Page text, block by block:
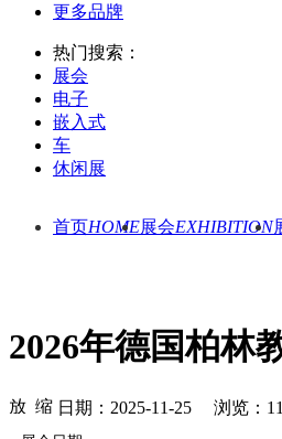
更多品牌
热门搜索：
展会
电子
嵌入式
车
休闲展
首页HOME展会EXHIBITION
2026年德国柏林
日期：2025-11-25 浏览：